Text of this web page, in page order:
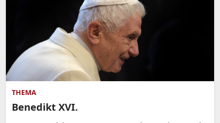
THEMA
Benedikt XVI.